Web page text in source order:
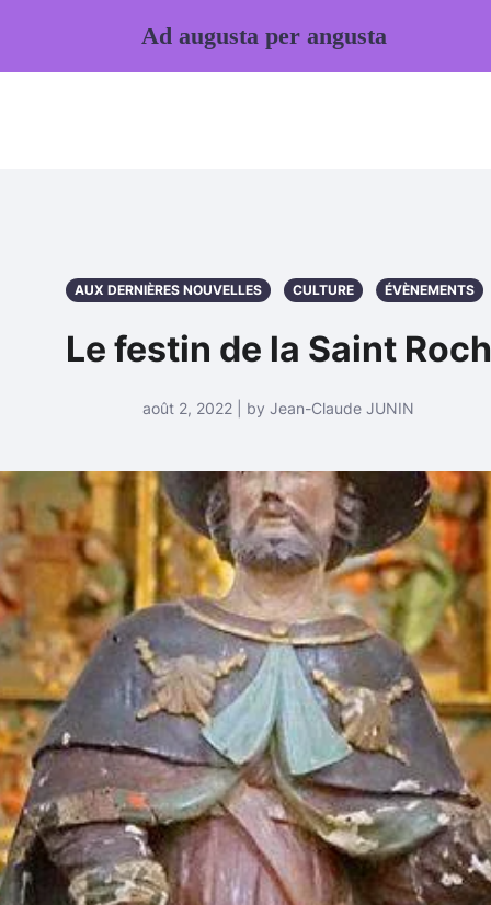
AUX DERNIÈRES NOUVELLES CULTURE ÉVÈNEMENTS
Le festin de la Saint Roch
août 2, 2022 | by Jean-Claude JUNIN
Ad augusta per angusta